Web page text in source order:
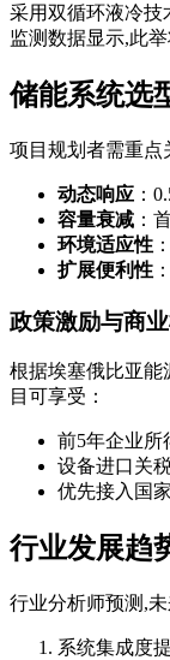
采用双循环液冷技
监测数据显示,此
储能系统选
项目规划者需重点
动态响应 ：
容量衰减 ：
环境适应性
扩展便利性
政策激励与商
根据埃塞俄比亚能
目可享受：
前5年企业所
设备进口关
优先接入国
行业发展趋
行业分析师预测,
系统集成度